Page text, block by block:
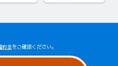
約金をご確認ください。